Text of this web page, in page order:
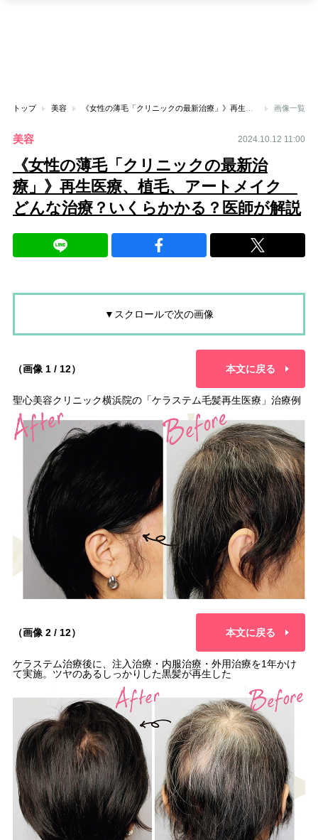
トップ 美容 画像一覧
美容 2024.10.12 11:00
《女性の薄毛「クリニックの最新治
療」》再生医療、植毛、アートメイク
どんな治療？いくらかかる？医師が解説
▼スクロールで次の画像
（画像 1 / 12） 本文に戻る
聖心美容クリニック横浜院の「ケラステム毛髪再生医療」治療例
（画像 2 / 12） 本文に戻る
ケラステム治療後に、注入治療・内服治療・外用治療を1年かけ
て実施。ツヤのあるしっかりした黒髪が再生した